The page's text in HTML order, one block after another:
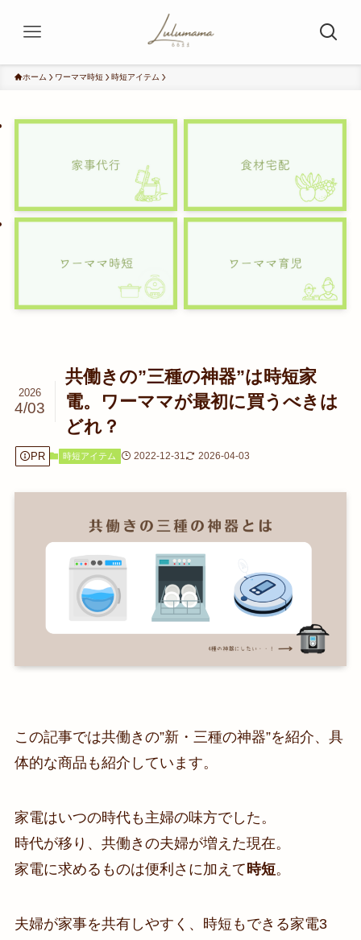
ホーム ワーママ時短 時短アイテム
共働きの”三種の神器”は時短家
電。ワーママが最初に買うべきは
どれ？
2026
4/03
PR 時短アイテム 2022-12-31 2026-04-03
この記事では共働きの”新・三種の神器”を紹介、具
体的な商品も紹介しています。
家電はいつの時代も主婦の味方でした。
時代が移り、共働きの夫婦が増えた現在。
家電に求めるものは便利さに加えて 時短。
夫婦が家事を共有しやすく、時短もできる家電3